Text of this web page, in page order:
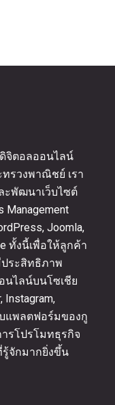
จิตอลออนไลน์
รวงพาณิชย์ เรา
ะพัฒนาเว็บไซต์
Management
Joomla,
ทั้งนี้เพื่อให้ลูกค้า
ประสิทธิภาพ
นไลน์บนโซเชีย
Instagram,
บแพลตฟอร์มของกู
ารโปรโมทธุรกิจ
จักมากยิ่งขึ้น